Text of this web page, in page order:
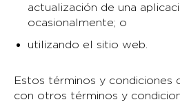
actualización de una
ocasionalmente; o
utilizando el sitio web.
Estos términos y condiciones
con otros términos y